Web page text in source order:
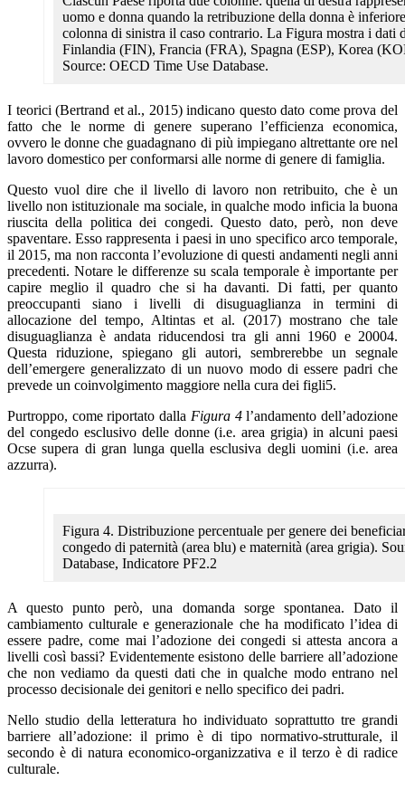
uomo e donna quando la retribuzione della donna è
colonna di sinistra il caso contrario. La Figura mostra i dati
Finlandia (FIN), Francia (FRA), Spagna (ESP), Korea
Source: OECD Time Use Database.
I teorici (Bertrand et al., 2015) indicano questo dato come prova del
fatto che le norme di genere superano l’efficienza economica,
ovvero le donne che guadagnano di più impiegano altrettante ore nel
lavoro domestico per conformarsi alle norme di genere di famiglia.
Questo vuol dire che il livello di lavoro non retribuito, che è un
livello non istituzionale ma sociale, in qualche modo inficia la buona
riuscita della politica dei congedi. Questo dato, però, non deve
spaventare. Esso rappresenta i paesi in uno specifico arco temporale,
il 2015, ma non racconta l’evoluzione di questi andamenti negli anni
precedenti. Notare le differenze su scala temporale è importante per
capire meglio il quadro che si ha davanti. Di fatti, per quanto
preoccupanti siano i livelli di disuguaglianza in termini di
allocazione del tempo, Altintas et al. (2017) mostrano che tale
disuguaglianza è andata riducendosi tra gli anni 1960 e 20004.
Questa riduzione, spiegano gli autori, sembrerebbe un segnale
dell’emergere generalizzato di un nuovo modo di essere padri che
prevede un coinvolgimento maggiore nella cura dei figli5.
Purtroppo, come riportato dalla Figura 4l’andamento dell’adozione
del congedo esclusivo delle donne (i.e. area grigia) in alcuni paesi
Ocse supera di gran lunga quella esclusiva degli uomini (i.e. area
azzurra).
Figura 4. Distribuzione percentuale per genere dei
congedo di paternità (area blu) e maternità (area grigia).
Database, Indicatore PF2.2
A questo punto però, una domanda sorge spontanea. Dato il
cambiamento culturale e generazionale che ha modificato l’idea di
essere padre, come mai l’adozione dei congedi si attesta ancora a
livelli così bassi? Evidentemente esistono delle barriere all’adozione
che non vediamo da questi dati che in qualche modo entrano nel
processo decisionale dei genitori e nello specifico dei padri.
Nello studio della letteratura ho individuato soprattutto tre grandi
barriere all’adozione: il primo è di tipo normativo-strutturale, il
secondo è di natura economico-organizzativa e il terzo è di radice
culturale.